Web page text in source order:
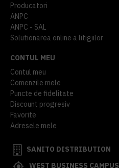
Producatori
ANPC
ANPC - SAL
Solutionarea online a litigiilor
CONTUL MEU
Contul meu
Comenzile mele
Puncte de fidelitate
Discount progresiv
Favorite
Adresele mele
SANITO DISTRIBUTION
WEST BUSINESS CAMPUS